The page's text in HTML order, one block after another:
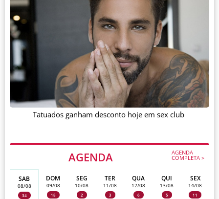
AGENDA AGENDA
COMPLETA >
SAB
08/08
34
DOM
09/08
18
SEG
10/08
2
TER
11/08
3
QUA
12/08
6
QUI
13/08
5
SEX
14/08
11
Tatuados ganham desconto hoje em sex club